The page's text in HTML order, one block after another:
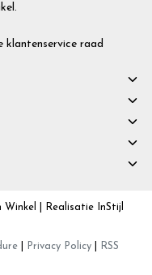
klantenservice raad
| Realisatie InStijl
Privacy Policy
RSS